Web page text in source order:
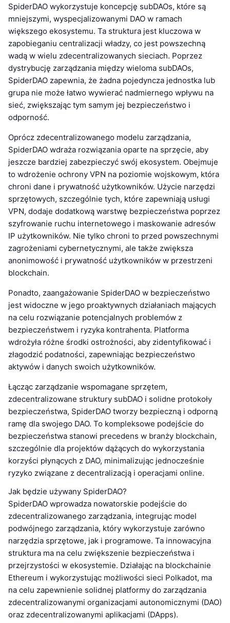
SpiderDAO wykorzystuje koncepcję subDAOs, które są
mniejszymi, wyspecjalizowanymi DAO w ramach
większego ekosystemu. Ta struktura jest kluczowa w
zapobieganiu centralizacji władzy, co jest powszechną
wadą w wielu zdecentralizowanych sieciach. Poprzez
dystrybucję zarządzania między wieloma subDAOs,
SpiderDAO zapewnia, że żadna pojedyncza jednostka lub
grupa nie może łatwo wywierać nadmiernego wpływu na
sieć, zwiększając tym samym jej bezpieczeństwo i
odporność.
Oprócz zdecentralizowanego modelu zarządzania,
SpiderDAO wdraża rozwiązania oparte na sprzęcie, aby
jeszcze bardziej zabezpieczyć swój ekosystem. Obejmuje
to wdrożenie ochrony VPN na poziomie wojskowym, która
chroni dane i prywatność użytkowników. Użycie narzędzi
sprzętowych, szczególnie tych, które zapewniają usługi
VPN, dodaje dodatkową warstwę bezpieczeństwa poprzez
szyfrowanie ruchu internetowego i maskowanie adresów
IP użytkowników. Nie tylko chroni to przed powszechnymi
zagrożeniami cybernetycznymi, ale także zwiększa
anonimowość i prywatność użytkowników w przestrzeni
blockchain.
Ponadto, zaangażowanie SpiderDAO w bezpieczeństwo
jest widoczne w jego proaktywnych działaniach mających
na celu rozwiązanie potencjalnych problemów z
bezpieczeństwem i ryzyka kontrahenta. Platforma
wdrożyła różne środki ostrożności, aby zidentyfikować i
złagodzić podatności, zapewniając bezpieczeństwo
aktywów i danych swoich użytkowników.
Łącząc zarządzanie wspomagane sprzętem,
zdecentralizowane struktury subDAO i solidne protokoły
bezpieczeństwa, SpiderDAO tworzy bezpieczną i odporną
ramę dla swojego DAO. To kompleksowe podejście do
bezpieczeństwa stanowi precedens w branży blockchain,
szczególnie dla projektów dążących do wykorzystania
korzyści płynących z DAO, minimalizując jednocześnie
ryzyko związane z decentralizacją i operacjami online.
Jak będzie używany SpiderDAO?
SpiderDAO wprowadza nowatorskie podejście do
zdecentralizowanego zarządzania, integrując model
podwójnego zarządzania, który wykorzystuje zarówno
narzędzia sprzętowe, jak i programowe. Ta innowacyjna
struktura ma na celu zwiększenie bezpieczeństwa i
przejrzystości w ekosystemie. Działając na blockchainie
Ethereum i wykorzystując możliwości sieci Polkadot, ma
na celu zapewnienie solidnej platformy do zarządzania
zdecentralizowanymi organizacjami autonomicznymi (DAO)
oraz zdecentralizowanymi aplikacjami (DApps).